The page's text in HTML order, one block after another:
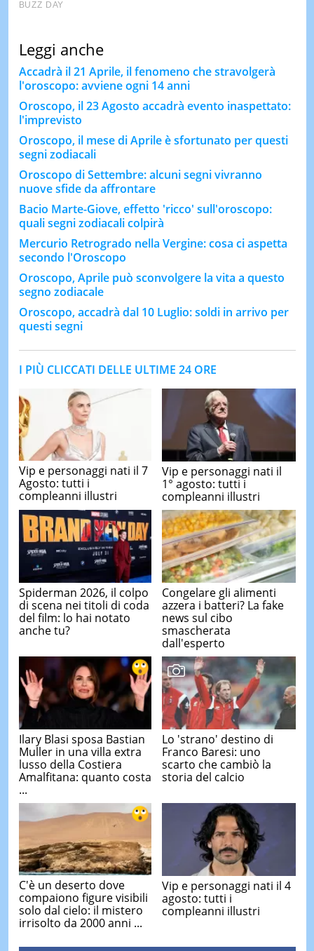
Leggi anche
Accadrà il 21 Aprile, il fenomeno che stravolgerà
l'oroscopo: avviene ogni 14 anni
Oroscopo, il 23 Agosto accadrà evento inaspettato:
l'imprevisto
Oroscopo, il mese di Aprile è sfortunato per questi
segni zodiacali
Oroscopo di Settembre: alcuni segni vivranno
nuove sfide da affrontare
Bacio Marte-Giove, effetto 'ricco' sull'oroscopo:
quali segni zodiacali colpirà
Mercurio Retrogrado nella Vergine: cosa ci aspetta
secondo l'Oroscopo
Oroscopo, Aprile può sconvolgere la vita a questo
segno zodiacale
Oroscopo, accadrà dal 10 Luglio: soldi in arrivo per
questi segni
I PIÙ CLICCATI DELLE ULTIME 24 ORE
Vip e personaggi nati il 7
Agosto: tutti i
compleanni illustri
Vip e personaggi nati il
1° agosto: tutti i
compleanni illustri
Spiderman 2026, il colpo
di scena nei titoli di coda
del film: lo hai notato
anche tu?
Congelare gli alimenti
azzera i batteri? La fake
news sul cibo
smascherata
dall'esperto
Ilary Blasi sposa Bastian
Muller in una villa extra
lusso della Costiera
Amalfitana: quanto costa
...
Lo 'strano' destino di
Franco Baresi: uno
scarto che cambiò la
storia del calcio
C'è un deserto dove
compaiono figure visibili
solo dal cielo: il mistero
irrisolto da 2000 anni ...
Vip e personaggi nati il 4
agosto: tutti i
compleanni illustri